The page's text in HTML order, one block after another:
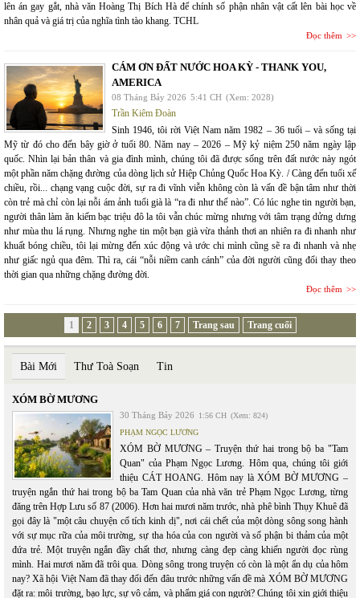
lên án gay gắt, nhà văn Hoàng Thị Bích Hà để chính số phận nhân vật cất lên bài học về
nhân quả và giá trị của nghĩa tình tào khang. TCHL
Đọc thêm
CÁM ƠN ĐẤT NƯỚC HOA KỲ - THANK YOU,
AMERICA
08 Tháng Bảy 2026 5:41 CH (Xem: 2028)
Trần Kiêm Đoàn
Sinh 1946, tôi rời Việt Nam năm 1982 – 36 tuổi – và sống tại
Mỹ từ đó cho đến bây giờ ở tuổi 80. Năm nay – 2026 – Mỹ kỷ niệm 250 năm ngày lập
quốc. Nhìn lại bản thân và gia đình mình, chúng tôi đã được sống trên đất nước này ngót
một phần năm chặng đường của dòng lịch sử Hiệp Chủng Quốc Hoa Kỳ. / Càng đến tuổi xế
chiều, rồi... chạng vạng cuộc đời, sự ra đi vĩnh viễn không còn là vấn đề bận tâm như thời
còn trẻ mà chỉ còn lại nỗi ám ảnh tuổi già là “ra đi như thế nào”. Có lúc nghe tin người bạn,
người thân làm ăn kiếm bạc triệu đô la tôi vẫn chúc mừng nhưng với tâm trạng dửng dưng
như mùa thu lá rụng. Nhưng nghe tin một bạn già vừa thảnh thơi an nhiên ra đi nhanh như
khuất bóng chiều, tôi lại mừng đến xúc động và ước chi mình cũng sẽ ra đi nhanh và nhẹ
như giấc ngủ qua đêm. Thì ra, cái “nỗi niềm canh cánh” của đời người cũng đổi thay theo
thời gian qua những chặng đường đời.
Đọc thêm
1 2 3 4 5 6 7 Trang sau Trang cuối
Bài Mới Thư Toà Soạn Tin
XÓM BỜ MƯƠNG
30 Tháng Bảy 2026 1:56 CH (Xem: 824)
PHẠM NGỌC LƯƠNG
XÓM BỜ MƯƠNG – Truyện thứ hai trong bộ ba "Tam
Quan" của Phạm Ngọc Lương. Hôm qua, chúng tôi giới
thiệu CÁT HOANG. Hôm nay là XÓM BỜ MƯƠNG –
truyện ngắn thứ hai trong bộ ba Tam Quan của nhà văn trẻ Phạm Ngọc Lương, từng
đăng trên Hợp Lưu số 87 (2006). Hơn hai mươi năm trước, nhà phê bình Thụy Khuê đã
gọi đây là "một câu chuyện cổ tích kinh dị", nơi cái chết của một dòng sông song hành
với sự mục rữa của môi trường, sự tha hóa của con người và số phận bi thảm của một
đứa trẻ. Một truyện ngắn đầy chất thơ, nhưng càng đẹp càng khiến người đọc rùng
mình. Hai mươi năm đã trôi qua. Dòng sông trong truyện có còn là một ẩn dụ của hôm
nay? Xã hội Việt Nam đã thay đổi đến đâu trước những vấn đề mà XÓM BỜ MƯƠNG
đặt ra: môi trường, bạo lực, sự vô cảm, và phẩm giá con người? Chúng tôi xin giới thiệu